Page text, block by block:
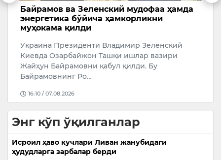
Байрамов ва Зеленский мудофаа ҳамда
энергетика бўйича ҳамкорликни
муҳокама қилди
Украина Президенти Владимир Зеленский
Киевда Озарбайжон Ташқи ишлар вазири
Жайҳун Байрамовни қабул қилди. Бу
Байрамовнинг Ро…
16:10 / 07.08.2026
Энг кўп ўқилганлар
Исроил ҳаво кучлари Ливан жанубидаги
ҳудудларга зарбалар берди